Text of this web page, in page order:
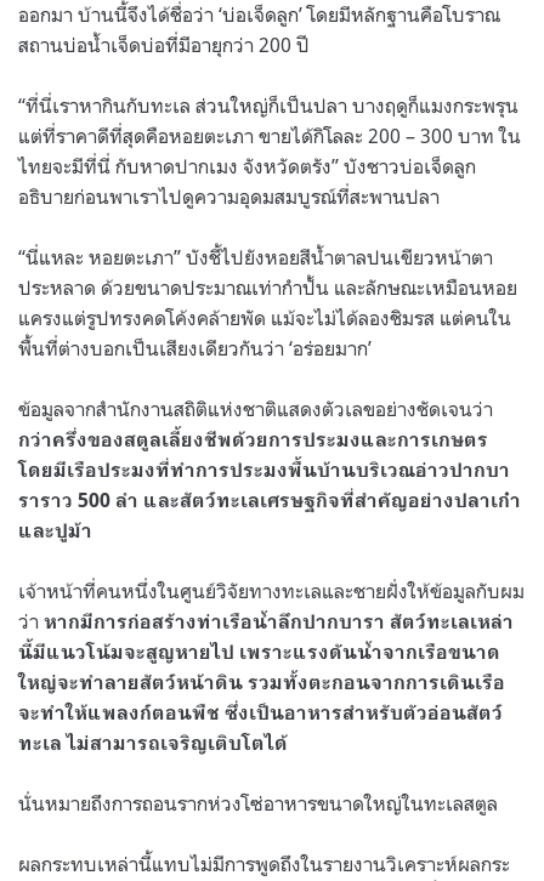
ออกมา บ้านนี้จึงได้ชื่อว่า ‘บ่อเจ็ดลูก’ โดยมีหลักฐานคือโบราณ
สถานบ่อน้ำเจ็ดบ่อที่มีอายุกว่า 200 ปี
“ที่นี่เราหากินกับทะเล ส่วนใหญ่ก็เป็นปลา บางฤดูก็แมงกระพรุน
แต่ที่ราคาดีที่สุดคือหอยตะเภา ขายได้กิโลละ 200 – 300 บาท ใน
ไทยจะมีที่นี่ กับหาดปากเมง จังหวัดตรัง” บังชาวบ่อเจ็ดลูก
อธิบายก่อนพาเราไปดูความอุดมสมบูรณ์ที่สะพานปลา
“นี่แหละ หอยตะเภา” บังชี้ไปยังหอยสีน้ำตาลปนเขียวหน้าตา
ประหลาด ด้วยขนาดประมาณเท่ากำปั้น และลักษณะเหมือนหอย
แครงแต่รูปทรงคดโค้งคล้ายพัด แม้จะไม่ได้ลองชิมรส แต่คนใน
พื้นที่ต่างบอกเป็นเสียงเดียวกันว่า ‘อร่อยมาก’
ข้อมูลจากสำนักงานสถิติแห่งชาติแสดงตัวเลขอย่างชัดเจนว่า
กว่าครึ่งของสตูลเลี้ยงชีพด้วยการประมงและการเกษตร
โดยมีเรือประมงที่ทำการประมงพื้นบ้านบริเวณอ่าวปากบา
ราราว 500 ลำ และสัตว์ทะเลเศรษฐกิจที่สำคัญอย่างปลาเก๋า
และปูม้า
เจ้าหน้าที่คนหนึ่งในศูนย์วิจัยทางทะเลและชายฝั่งให้ข้อมูลกับผม
ว่า หากมีการก่อสร้างท่าเรือน้ำลึกปากบารา สัตว์ทะเลเหล่า
นี้มีแนวโน้มจะสูญหายไป เพราะแรงดันน้ำจากเรือขนาด
ใหญ่จะทำลายสัตว์หน้าดิน รวมทั้งตะกอนจากการเดินเรือ
จะทำให้แพลงก์ตอนพืช ซึ่งเป็นอาหารสำหรับตัวอ่อนสัตว์
ทะเล ไม่สามารถเจริญเติบโตได้
นั่นหมายถึงการถอนรากห่วงโซ่อาหารขนาดใหญ่ในทะเลสตูล
ผลกระทบเหล่านี้แทบไม่มีการพูดถึงในรายงานวิเคราะห์ผลกระ